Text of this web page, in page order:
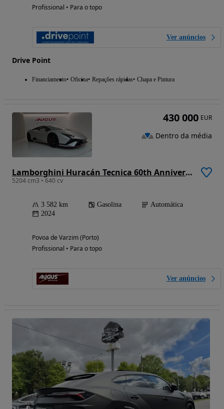
Profissional • Para o topo
Ver anúncios
Drive Point
Financiamento Oficina Repações rápidas Chapa e Pintura
Lamborghini Huracán Tecnica 60th Anniversary
5204 cm3 • 640 cv
3 582 km Gasolina
Automática
2024
Povoa de Varzim (Porto)
Profissional • Para o topo
Ver anúncios
430 000 EUR
Dentro da média